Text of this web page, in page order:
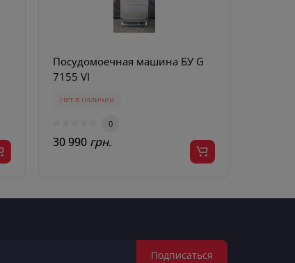
Посудомоечная машина БУ G
7155 VI
Нет в наличии
0
30 990 грн.
Подписаться